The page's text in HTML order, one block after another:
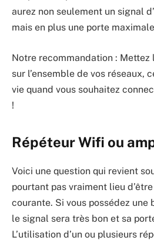
aurez non seulement un signal
mais en plus une porte
Notre recommandation : Mettez
sur l’ensemble de vos réseaux,
vie quand vous souhaitez
!
Répéteur Wifi ou
Voici une question qui revient
pourtant pas vraiment lieu
courante. Si vous possédez une
le signal sera très bon et sa
L’utilisation d’un ou plusieurs